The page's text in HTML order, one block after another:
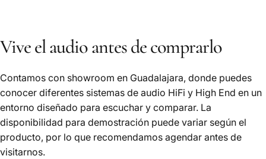
Vive el audio antes de comprarlo
Contamos con showroom en Guadalajara, donde puedes
conocer diferentes sistemas de audio HiFi y High End en un
entorno diseñado para escuchar y comparar. La
disponibilidad para demostración puede variar según el
producto, por lo que recomendamos agendar antes de
visitarnos.